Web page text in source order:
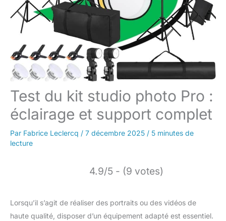
Test du kit studio photo Pro :
éclairage et support complet
Par Fabrice Leclercq / 7 décembre 2025 / 5 minutes de
lecture
4.9/5 - (9 votes)
Lorsqu’il s’agit de réaliser des portraits ou des vidéos de
haute qualité, disposer d’un équipement adapté est essentiel.